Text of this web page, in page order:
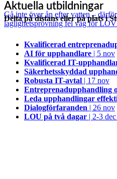
Gå inte över ån efter vatten –
laglighetsprövning fel väg för
Aktuella utbildningar
Delta på distans eller på plats i
Kvalificerad
AI för upphandlare | 5 nov
Kvalificerad IT-
Säkerhetsskyddad
Robusta IT-avtal | 17 nov
Entreprenadupphandling
Leda upphandlingar
Dialogförfaranden | 26 nov
LOU på två dagar | 2-3